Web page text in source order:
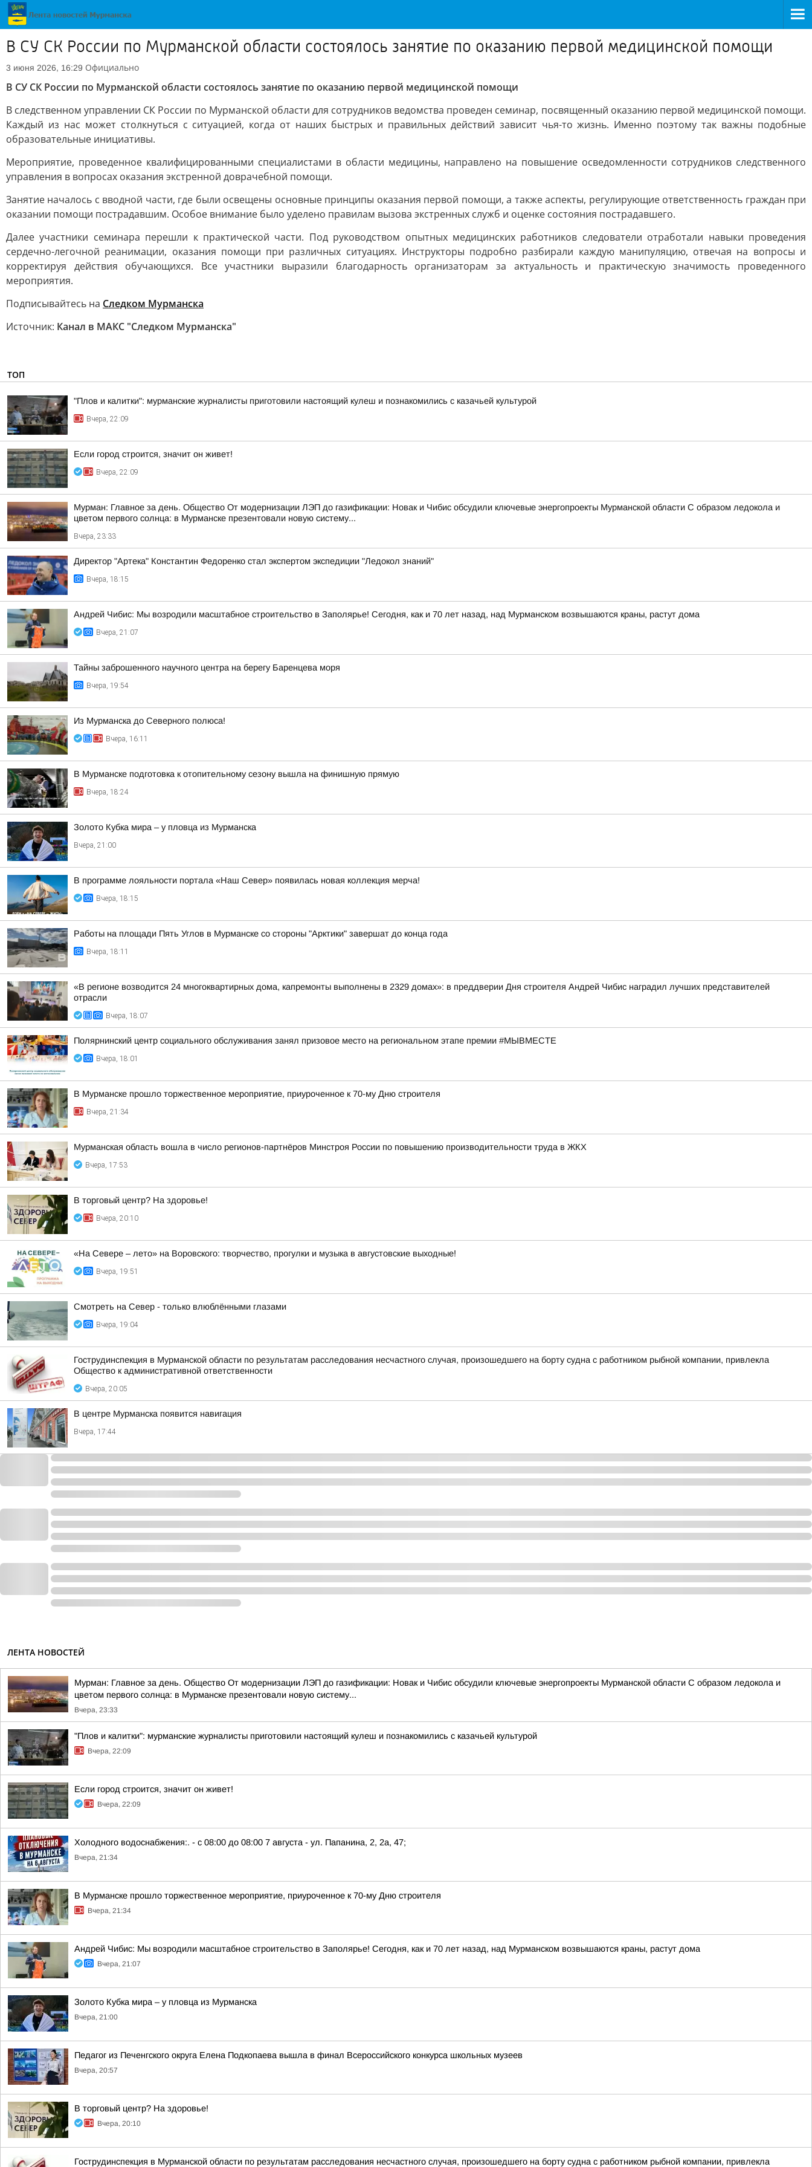
В СУ СК России по Мурманской области состоялось занятие по оказанию первой медицинской помощи
3 июня 2026, 16:29 Официально
В СУ СК России по Мурманской области состоялось занятие по оказанию первой медицинской помощи
В следственном управлении СК России по Мурманской области для сотрудников ведомства проведен семинар, посвященный оказанию первой медицинской помощи.
Каждый из нас может столкнуться с ситуацией, когда от наших быстрых и правильных действий зависит чья-то жизнь. Именно поэтому так важны подобные
образовательные инициативы.
Мероприятие, проведенное квалифицированными специалистами в области медицины, направлено на повышение осведомленности сотрудников следственного
управления в вопросах оказания экстренной доврачебной помощи.
Занятие началось с вводной части, где были освещены основные принципы оказания первой помощи, а также аспекты, регулирующие ответственность граждан при
оказании помощи пострадавшим. Особое внимание было уделено правилам вызова экстренных служб и оценке состояния пострадавшего.
Далее участники семинара перешли к практической части. Под руководством опытных медицинских работников следователи отработали навыки проведения
сердечно-легочной реанимации, оказания помощи при различных ситуациях. Инструкторы подробно разбирали каждую манипуляцию, отвечая на вопросы и
корректируя действия обучающихся. Все участники выразили благодарность организаторам за актуальность и практическую значимость проведенного
мероприятия.
Подписывайтесь на Следком Мурманска
Источник: Канал в МАКС "Следком Мурманска"
ТОП
"Плов и калитки": мурманские журналисты приготовили настоящий кулеш и познакомились с казачьей культурой
Вчера, 22:09
Если город строится, значит он живет!
Вчера, 22:09
Мурман: Главное за день. Общество От модернизации ЛЭП до газификации: Новак и Чибис обсудили ключевые энергопроекты Мурманской области С образом ледокола и
цветом первого солнца: в Мурманске презентовали новую систему...
Вчера, 23:33
Директор "Артека" Константин Федоренко стал экспертом экспедиции "Ледокол знаний"
Вчера, 18:15
Андрей Чибис: Мы возродили масштабное строительство в Заполярье! Сегодня, как и 70 лет назад, над Мурманском возвышаются краны, растут дома
Вчера, 21:07
Тайны заброшенного научного центра на берегу Баренцева моря
Вчера, 19:54
Из Мурманска до Северного полюса!
Вчера, 16:11
В Мурманске подготовка к отопительному сезону вышла на финишную прямую
Вчера, 18:24
Золото Кубка мира – у пловца из Мурманска
Вчера, 21:00
В программе лояльности портала «Наш Север» появилась новая коллекция мерча!
Вчера, 18:15
Работы на площади Пять Углов в Мурманске со стороны "Арктики" завершат до конца года
Вчера, 18:11
«В регионе возводится 24 многоквартирных дома, капремонты выполнены в 2329 домах»: в преддверии Дня строителя Андрей Чибис наградил лучших представителей
отрасли
Вчера, 18:07
Полярнинский центр социального обслуживания занял призовое место на региональном этапе премии #МЫВМЕСТЕ
Вчера, 18:01
В Мурманске прошло торжественное мероприятие, приуроченное к 70-му Дню строителя
Вчера, 21:34
Мурманская область вошла в число регионов-партнёров Минстроя России по повышению производительности труда в ЖКХ
Вчера, 17:53
В торговый центр? На здоровье!
Вчера, 20:10
«На Севере – лето» на Воровского: творчество, прогулки и музыка в августовские выходные!
Вчера, 19:51
Смотреть на Север - только влюблёнными глазами
Вчера, 19:04
Гострудинспекция в Мурманской области по результатам расследования несчастного случая, произошедшего на борту судна с работником рыбной компании, привлекла
Общество к административной ответственности
Вчера, 20:05
В центре Мурманска появится навигация
Вчера, 17:44
ЛЕНТА НОВОСТЕЙ
Мурман: Главное за день. Общество От модернизации ЛЭП до газификации: Новак и Чибис обсудили ключевые энергопроекты Мурманской области С образом ледокола и
цветом первого солнца: в Мурманске презентовали новую систему...
Вчера, 23:33
"Плов и калитки": мурманские журналисты приготовили настоящий кулеш и познакомились с казачьей культурой
Вчера, 22:09
Если город строится, значит он живет!
Вчера, 22:09
Холодного водоснабжения:. - с 08:00 до 08:00 7 августа - ул. Папанина, 2, 2а, 47;
Вчера, 21:34
В Мурманске прошло торжественное мероприятие, приуроченное к 70-му Дню строителя
Вчера, 21:34
Андрей Чибис: Мы возродили масштабное строительство в Заполярье! Сегодня, как и 70 лет назад, над Мурманском возвышаются краны, растут дома
Вчера, 21:07
Золото Кубка мира – у пловца из Мурманска
Вчера, 21:00
Педагог из Печенгского округа Елена Подкопаева вышла в финал Всероссийского конкурса школьных музеев
Вчера, 20:57
В торговый центр? На здоровье!
Вчера, 20:10
Гострудинспекция в Мурманской области по результатам расследования несчастного случая, произошедшего на борту судна с работником рыбной компании, привлекла